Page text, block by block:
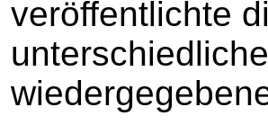
veröffentlichte